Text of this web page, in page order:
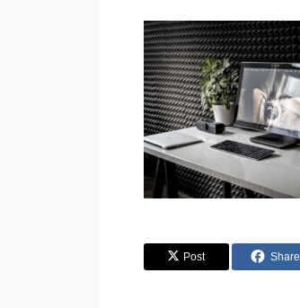
Post Share